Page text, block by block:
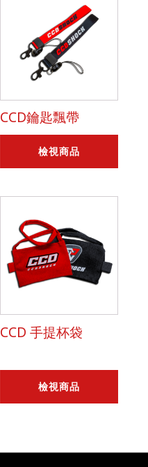
CCD鑰匙飄帶
檢視商品
CCD 手提杯袋
檢視商品